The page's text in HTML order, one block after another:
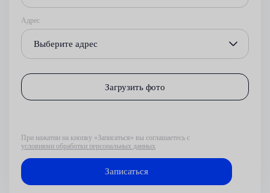
Адрес
Выберите адрес
Загрузить фото
При нажатии на кнопку «Записаться» вы соглашаетесь с
условиями обработки персональных данных